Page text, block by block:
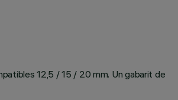
12,5 / 15 / 20 mm. Un gabarit de